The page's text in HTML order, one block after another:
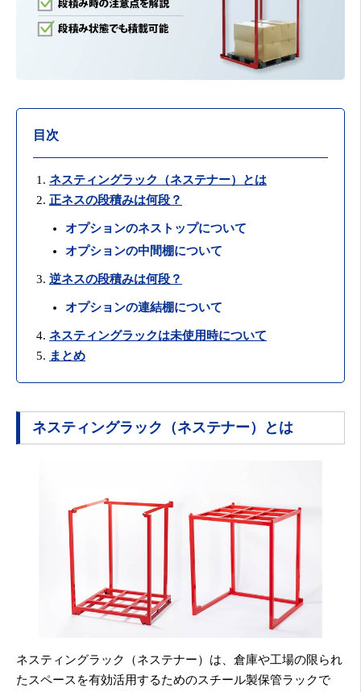
目次
ネスティングラック（ネステナー）とは
正ネスの段積みは何段？
オプションのネストップについて
オプションの中間棚について
逆ネスの段積みは何段？
オプションの連結棚について
ネスティングラックは未使用時について
まとめ
ネスティングラック（ネステナー）とは
ネスティングラック（ネステナー）は、倉庫や工場の限られ
たスペースを有効活用するためのスチール製保管ラックで